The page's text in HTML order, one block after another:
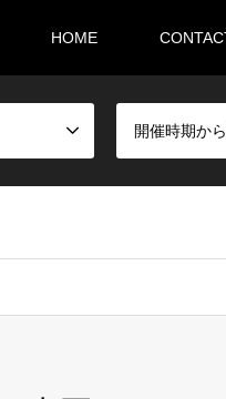
HOME
開催時期か